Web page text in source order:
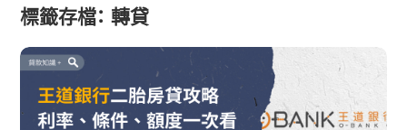
標籤存檔：轉貸